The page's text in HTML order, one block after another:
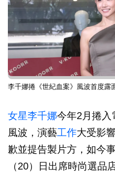
李千娜捲《世紀血案》風波首度露
女星李千娜今年2月捲入
風波，演藝工作大受影
歉並提告製片方，如今
（20）日出席時尚選品